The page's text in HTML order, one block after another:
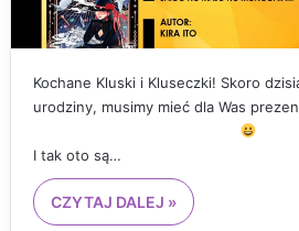
Kochane Kluski i Kluseczki! Skoro
urodziny, musimy mieć dla Was
I tak oto są…
CZYTAJ DALEJ »